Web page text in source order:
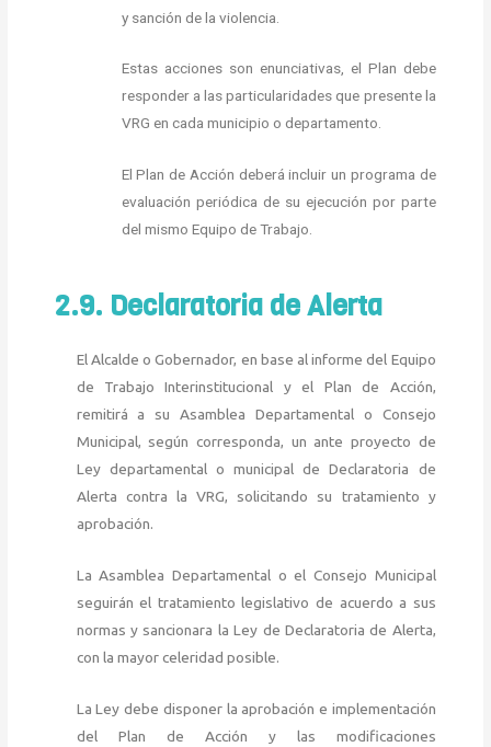
y sanción de la violencia.
Estas acciones son enunciativas, el Plan debe
responder a las particularidades que presente la
VRG en cada municipio o departamento.
El Plan de Acción deberá incluir un programa de
evaluación periódica de su ejecución por parte
del mismo Equipo de Trabajo.
2.9. Declaratoria de Alerta
El Alcalde o Gobernador, en base al informe del Equipo
de Trabajo Interinstitucional y el Plan de Acción,
remitirá a su Asamblea Departamental o Consejo
Municipal, según corresponda, un ante proyecto de
Ley departamental o municipal de Declaratoria de
Alerta contra la VRG, solicitando su tratamiento y
aprobación.
La Asamblea Departamental o el Consejo Municipal
seguirán el tratamiento legislativo de acuerdo a sus
normas y sancionara la Ley de Declaratoria de Alerta,
con la mayor celeridad posible.
La Ley debe disponer la aprobación e implementación
del Plan de Acción y las modificaciones